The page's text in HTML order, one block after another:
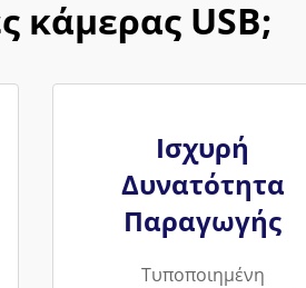
κάμερας USB;
Ισχυρή
Δυνατότητα
Παραγωγής
Τυποποιημένη